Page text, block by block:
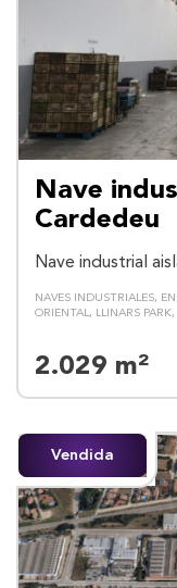
Nave
Cardedeu
Nave industrial
NAVES INDUSTRIALES
ORIENTAL
LLINARS PARK
2.029 m²
Vendida